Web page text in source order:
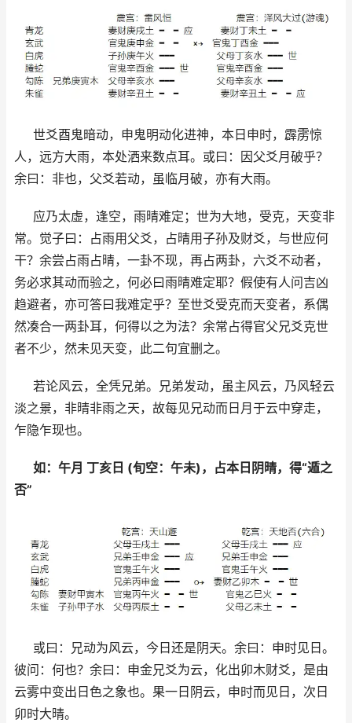
世爻酉鬼暗动，申鬼明动化进神，本日申时，霹雳惊
人，远方大雨，本处洒来数点耳。或曰：因父爻月破乎？
余曰：非也，父爻若动，虽临月破，亦有大雨。
应乃太虚，逢空，雨晴难定；世为大地，受克，天变非
常。觉子曰：占雨用父爻，占晴用子孙及财爻，与世应何
干？余尝占雨占晴，一卦不现，再占两卦，六爻不动者，
务必求其动而验之，何必曰雨晴难定耶？假使有人问吉凶
趋避者，亦可答曰我难定乎？至世爻受克而天变者，系偶
然凑合一两卦耳，何得以之为法？余常占得官父兄爻克世
者不少，然未见天变，此二句宜删之。
若论风云，全凭兄弟。兄弟发动，虽主风云，乃风轻云
淡之景，非晴非雨之天，故每见兄动而日月于云中穿走，
乍隐乍现也。
如：午月 丁亥日 (旬空：午未)，占本日阴晴，得“遁之
否”
或曰：兄动为风云，今日还是阴天。余曰：申时见日。
彼问：何也？余曰：申金兄爻为云，化出卯木财爻，是由
云雾中变出日色之象也。果一日阴云，申时而见日，次日
卯时大晴。